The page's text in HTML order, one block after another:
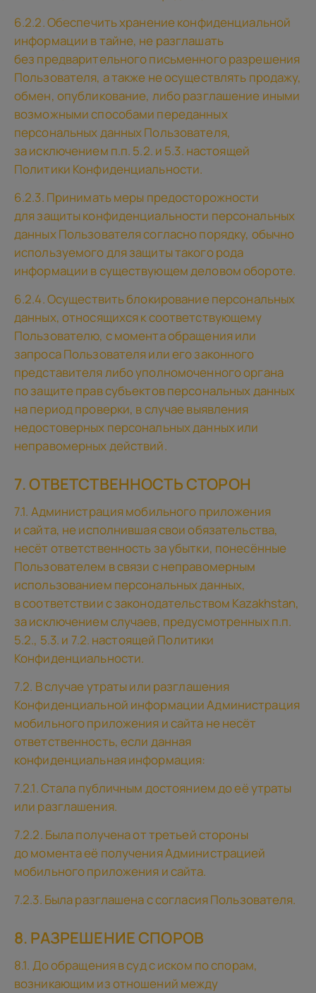
6.2.2. Обеспечить хранение конфиденциальной
информации в тайне, не разглашать
без предварительного письменного разрешения
Пользователя, а также не осуществлять продажу,
обмен, опубликование, либо разглашение иными
возможными способами переданных
персональных данных Пользователя,
за исключением п.п. 5.2. и 5.3. настоящей
Политики Конфиденциальности.
6.2.3. Принимать меры предосторожности
для защиты конфиденциальности персональных
данных Пользователя согласно порядку, обычно
используемого для защиты такого рода
информации в существующем деловом обороте.
6.2.4. Осуществить блокирование персональных
данных, относящихся к соответствующему
Пользователю, с момента обращения или
запроса Пользователя или его законного
представителя либо уполномоченного органа
по защите прав субъектов персональных данных
на период проверки, в случае выявления
недостоверных персональных данных или
неправомерных действий.
7. ОТВЕТСТВЕННОСТЬ СТОРОН
7.1. Администрация мобильного приложения
и сайта, не исполнившая свои обязательства,
несёт ответственность за убытки, понесённые
Пользователем в связи с неправомерным
использованием персональных данных,
в соответствии с законодательством Kazakhstan,
за исключением случаев, предусмотренных п.п.
5.2., 5.3. и 7.2. настоящей Политики
Конфиденциальности.
7.2. В случае утраты или разглашения
Конфиденциальной информации Администрация
мобильного приложения и сайта не несёт
ответственность, если данная
конфиденциальная информация:
7.2.1. Стала публичным достоянием до её утраты
или разглашения.
7.2.2. Была получена от третьей стороны
до момента её получения Администрацией
мобильного приложения и сайта.
7.2.3. Была разглашена с согласия Пользователя.
8. РАЗРЕШЕНИЕ СПОРОВ
8.1. До обращения в суд с иском по спорам,
возникающим из отношений между